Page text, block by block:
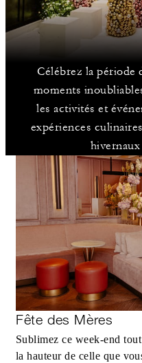
Célébrez la période
moments
les activités et
expériences
Fête des Mères
Sublimez ce week‑end
la hauteur de celle que